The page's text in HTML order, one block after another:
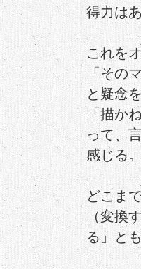
得力は
これを
「その
と疑念
「描か
って、
感じる
どこま
（変換
る」と